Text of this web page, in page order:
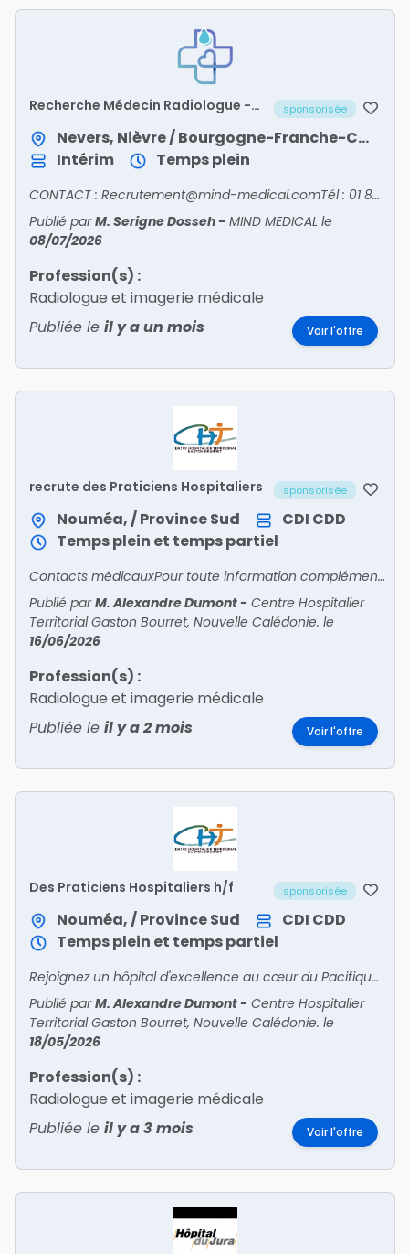
Recherche Médecin Radiologue -
sponsorisée
Nevers, Nièvre / Bourgogne-Franche-Comté
Intérim
Temps plein
CONTACT : Recrutement@mind-medical.comTél : 01 89 71 56 25
Publié parM. Serigne Dosseh- MIND MEDICAL le
08/07/2026
Profession(s) :
Radiologue et imagerie médicale
Publiée le il y a un mois Voir l'offre
recrute des Praticiens Hospitaliers sponsorisée
Nouméa, / Province Sud CDI CDD
Temps plein et temps partiel
Contacts médicauxPour toute information complémentaire sur les postes et l'organisation des services :Douleur / Neurologie : Thierry.degreslan@cht.ncImagerie interventionnelle / Imagerie diagnosti
Publié parM. Alexandre Dumont- Centre Hospitalier
Territorial Gaston Bourret, Nouvelle Calédonie. le
16/06/2026
Profession(s) :
Radiologue et imagerie médicale
Publiée le il y a 2 mois Voir l'offre
Des Praticiens Hospitaliers h/f sponsorisée
Nouméa, / Province Sud CDI CDD
Temps plein et temps partiel
Rejoignez un hôpital d'excellence au cœur du Pacifique ?Le Centre Hospitalier Territorial Gaston Bourret, établissement de référence en Nouvelle-Calédonie, recrute des Praticiens Hospitaliers p
Publié parM. Alexandre Dumont- Centre Hospitalier
Territorial Gaston Bourret, Nouvelle Calédonie. le
18/05/2026
Profession(s) :
Radiologue et imagerie médicale
Publiée le il y a 3 mois Voir l'offre